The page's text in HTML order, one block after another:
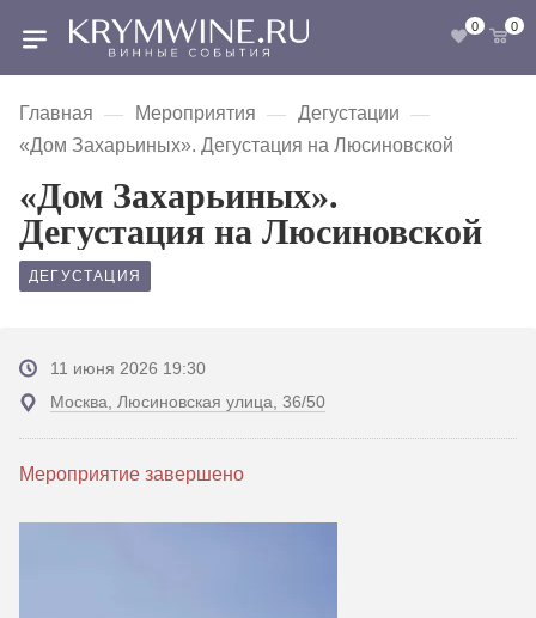
0 0
Главная — Мероприятия — Дегустации —
«Дом Захарьиных». Дегустация на Люсиновской
«Дом Захарьиных».
Дегустация на Люсиновской
ДЕГУСТАЦИЯ
11 июня 2026 19:30
Москва, Люсиновская улица, 36/50
Мероприятие завершено